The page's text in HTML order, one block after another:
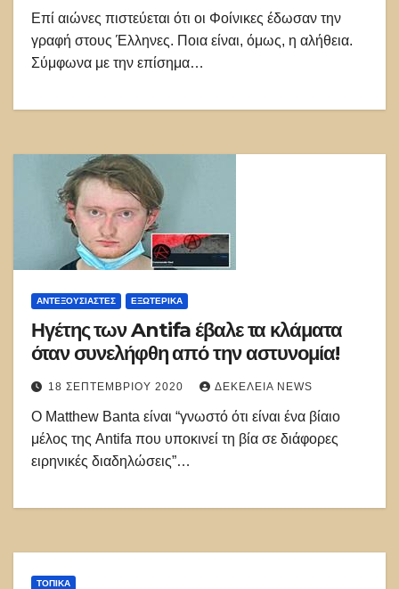
Επί αιώνες πιστεύεται ότι οι Φοίνικες έδωσαν την
γραφή στους Έλληνες. Ποια είναι, όμως, η αλήθεια.
Σύμφωνα με την επίσημα…
ΑΝΤΕΞΟΥΣΙΑΣΤΈΣ ΕΞΩΤΕΡΙΚΑ
Ηγέτης των Antifa έβαλε τα κλάματα
όταν συνελήφθη από την αστυνομία!
18 ΣΕΠΤΕΜΒΡΊΟΥ 2020 ΔΕΚΈΛΕΙΑ NEWS
Ο Matthew Banta είναι “γνωστό ότι είναι ένα βίαιο
μέλος της Antifa που υποκινεί τη βία σε διάφορες
ειρηνικές διαδηλώσεις”…
ΤΟΠΙΚΑ